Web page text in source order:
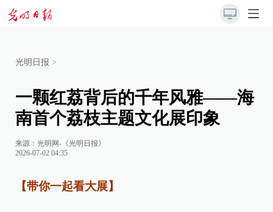
光明日报 >
一颗红荔背后的千年风雅——海
南首个荔枝主题文化展印象
来源： 光明网-《光明日报》
2026-07-02 04:35
【带你一起看大展】